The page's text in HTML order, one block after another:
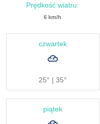
Prędkość wiatru:
6 km/h
czwartek
25° | 35°
piątek